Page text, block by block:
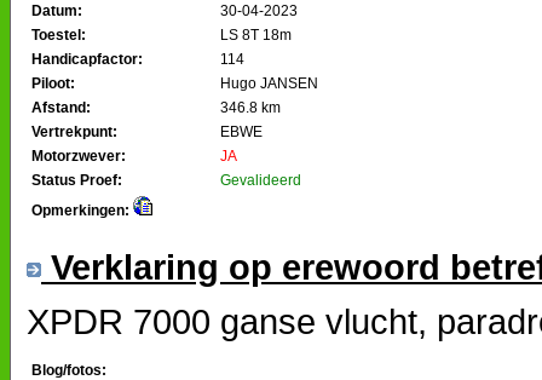
Datum:
30-04-2023
Toestel:
LS 8T 18m
Handicapfactor:
114
Piloot:
Hugo JANSEN
Afstand:
346.8 km
Vertrekpunt:
EBWE
Motorzwever:
JA
Status Proef:
Gevalideerd
Opmerkingen:
Verklaring op erewoord
XPDR 7000 ganse vlucht,
Blog/fotos: